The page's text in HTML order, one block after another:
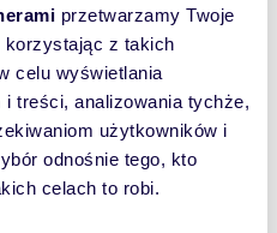
przetwarzamy Twoje
korzystając z takich
celu wyświetlania
treści, analizowania tychże,
użytkowników i
odnośnie tego, kto
celach to robi.
6